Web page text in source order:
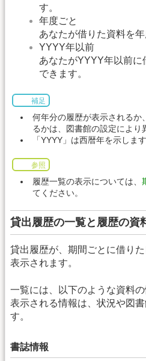
す。
年度ごと
あなたが借りた資料を
YYYY年以前
あなたがYYYY年以前
できます。
補足
何年分の履歴が表示されるか
るかは、図書館の設定により
「YYYY」は西暦年を示します
参照
履歴一覧の表示については、
てください。
貸出履歴の一覧と履歴の資
貸出履歴が、期間ごとに借り
表示されます。
一覧には、以下のような資料の
表示される情報は、状況や図
す。
書誌情報